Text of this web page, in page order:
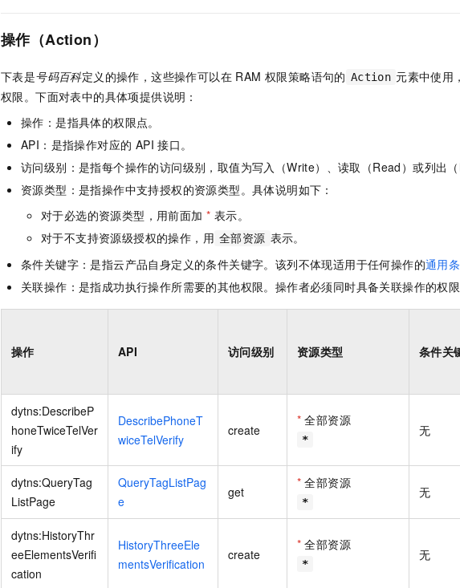
操作（Action）
下表是号码百科定义的操作，这些操作可以在 RAM 权限策略语句的 Action 元素中使用
权限。下面对表中的具体项提供说明：
操作：是指具体的权限点。
API：是指操作对应的 API 接口。
访问级别：是指每个操作的访问级别，取值为写入（Write）、读取（Read）或列出（
资源类型：是指操作中支持授权的资源类型。具体说明如下：
对于必选的资源类型，用前面加 * 表示。
对于不支持资源级授权的操作，用 全部资源 表示。
条件关键字：是指云产品自身定义的条件关键字。该列不体现适用于任何操作的通用
关联操作：是指成功执行操作所需要的其他权限。操作者必须同时具备关联操作的权限
操作 API 访问级别 资源类型 条件关
dytns:DescribeP
honeTwiceTelVer
ify
DescribePhoneT
wiceTelVerify
create
* 全部资源
*
无
dytns:QueryTag
ListPage
QueryTagListPag
e
get
* 全部资源
*
无
dytns:HistoryThr
eeElementsVerifi
cation
HistoryThreeEle
mentsVerification
create
* 全部资源
*
无